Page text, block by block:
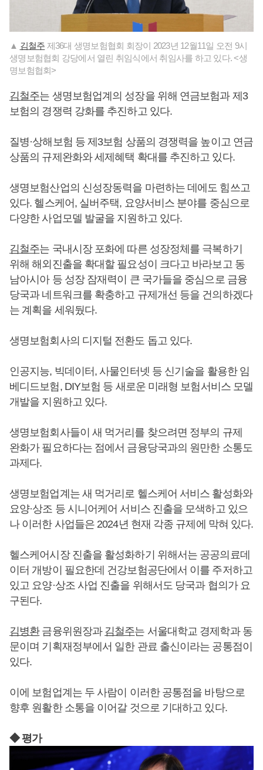
▲ 김철주 제36대 생명보험협회 회장이 2023년 12월11일 오전 9시
생명보험협회 강당에서 열린 취임식에서 취임사를 하고 있다. <생
명보험협회>
김철주는 생명보험업계의 성장을 위해 연금보험과 제3
보험의 경쟁력 강화를 추진하고 있다.
질병·상해보험 등 제3보험 상품의 경쟁력을 높이고 연금
상품의 규제완화와 세제혜택 확대를 추진하고 있다.
생명보험산업의 신성장동력을 마련하는 데에도 힘쓰고
있다. 헬스케어, 실버주택, 요양서비스 분야를 중심으로
다양한 사업모델 발굴을 지원하고 있다.
김철주는 국내시장 포화에 따른 성장정체를 극복하기
위해 해외진출을 확대할 필요성이 크다고 바라보고 동
남아시아 등 성장 잠재력이 큰 국가들을 중심으로 금융
당국과 네트워크를 확충하고 규제개선 등을 건의하겠다
는 계획을 세워뒀다.
생명보험회사의 디지털 전환도 돕고 있다.
인공지능, 빅데이터, 사물인터넷 등 신기술을 활용한 임
베디드보험, DIY보험 등 새로운 미래형 보험서비스 모델
개발을 지원하고 있다.
생명보험회사들이 새 먹거리를 찾으려면 정부의 규제
완화가 필요하다는 점에서 금융당국과의 원만한 소통도
과제다.
생명보험업계는 새 먹거리로 헬스케어 서비스 활성화와
요양·상조 등 시니어케어 서비스 진출을 모색하고 있으
나 이러한 사업들은 2024년 현재 각종 규제에 막혀 있다.
헬스케어시장 진출을 활성화하기 위해서는 공공의료데
이터 개방이 필요한데 건강보험공단에서 이를 주저하고
있고 요양·상조 사업 진출을 위해서도 당국과 협의가 요
구된다.
김병환금융위원장과 김철주는 서울대학교 경제학과 동
문이며 기획재정부에서 일한 관료 출신이라는 공통점이
있다.
이에 보험업계는 두 사람이 이러한 공통점을 바탕으로
향후 원활한 소통을 이어갈 것으로 기대하고 있다.
◆ 평가